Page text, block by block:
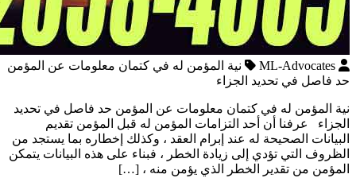
ML-Advocates
نية المؤمن له في كتمان معلومات عن المؤمن
حد فاصل في تحديد الجزاء
نية المؤمن له في كتمان معلومات عن المؤمن حد فاصل في تحديد
الجزاء عرفنا أن أحد التزامات المؤمن له قبل المؤمن تقديم
البيانات الصحيحة له عند إبرام العقد ، وكذلك إخطاره بما يستجد من
الظروف التي تؤدي إلى زيادة الخطر ، فبناء على هذه البيانات يتمكن
المؤمن من تقدير الخطر الذي يؤمن منه ، […]